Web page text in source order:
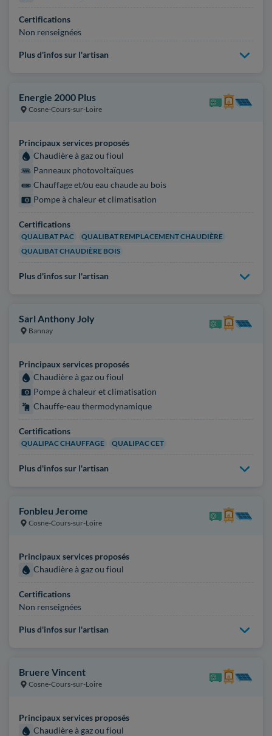
Certifications
Non renseignées
Plus d'infos sur l'artisan
Energie 2000 Plus
Cosne-Cours-sur-Loire
Principaux services proposés
Chaudière à gaz ou fioul
Panneaux photovoltaïques
Chauffage et/ou eau chaude au bois
Pompe à chaleur et climatisation
Certifications
QUALIBAT PAC
QUALIBAT REMPLACEMENT CHAUDIÈRE
QUALIBAT CHAUDIÈRE BOIS
Plus d'infos sur l'artisan
Sarl Anthony Joly
Bannay
Principaux services proposés
Chaudière à gaz ou fioul
Pompe à chaleur et climatisation
Chauffe-eau thermodynamique
Certifications
QUALIPAC CHAUFFAGE QUALIPAC CET
Plus d'infos sur l'artisan
Fonbleu Jerome
Cosne-Cours-sur-Loire
Principaux services proposés
Chaudière à gaz ou fioul
Certifications
Non renseignées
Plus d'infos sur l'artisan
Bruere Vincent
Cosne-Cours-sur-Loire
Principaux services proposés
Chaudière à gaz ou fioul